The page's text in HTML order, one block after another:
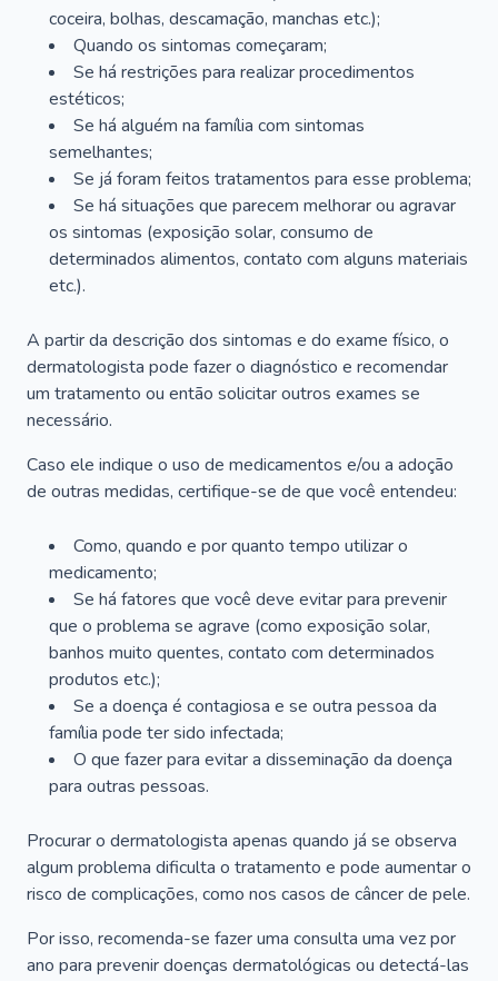
coceira, bolhas, descamação, manchas etc.);
Quando os sintomas começaram;
Se há restrições para realizar procedimentos
estéticos;
Se há alguém na família com sintomas
semelhantes;
Se já foram feitos tratamentos para esse problema;
Se há situações que parecem melhorar ou agravar
os sintomas (exposição solar, consumo de
determinados alimentos, contato com alguns materiais
etc.).
A partir da descrição dos sintomas e do exame físico, o
dermatologista pode fazer o diagnóstico e recomendar
um tratamento ou então solicitar outros exames se
necessário.
Caso ele indique o uso de medicamentos e/ou a adoção
de outras medidas, certifique-se de que você entendeu:
Como, quando e por quanto tempo utilizar o
medicamento;
Se há fatores que você deve evitar para prevenir
que o problema se agrave (como exposição solar,
banhos muito quentes, contato com determinados
produtos etc.);
Se a doença é contagiosa e se outra pessoa da
família pode ter sido infectada;
O que fazer para evitar a disseminação da doença
para outras pessoas.
Procurar o dermatologista apenas quando já se observa
algum problema dificulta o tratamento e pode aumentar o
risco de complicações, como nos casos de câncer de pele.
Por isso, recomenda-se fazer uma consulta uma vez por
ano para prevenir doenças dermatológicas ou detectá-las